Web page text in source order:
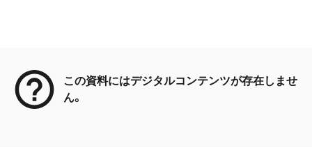
この資料にはデジタルコンテンツが存在しませ
ん。